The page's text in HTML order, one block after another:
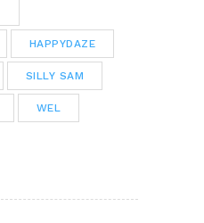
HAPPYDAZE
SILLY SAM
WEL